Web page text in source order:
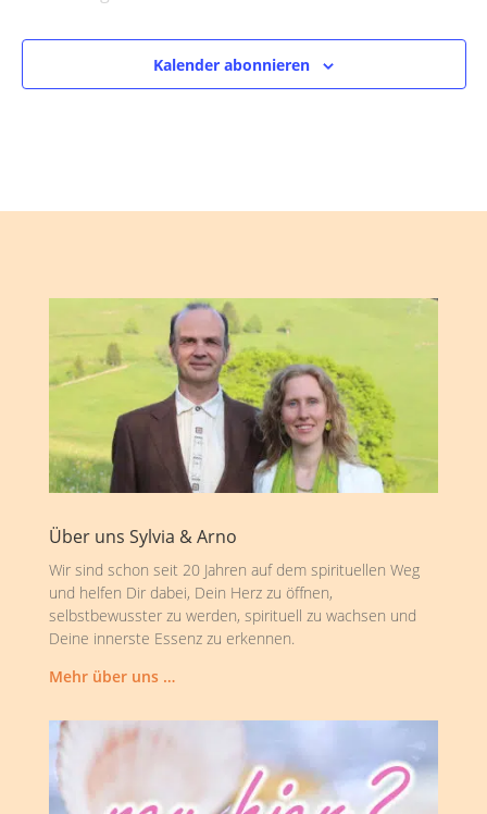
Kalender abonnieren
Über uns Sylvia & Arno
Wir sind schon seit 20 Jahren auf dem spirituellen Weg
und helfen Dir dabei, Dein Herz zu öffnen,
selbstbewusster zu werden, spirituell zu wachsen und
Deine innerste Essenz zu erkennen.
Mehr über uns …